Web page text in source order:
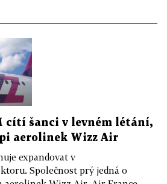
cítí šanci v levném létání,
aerolinek Wizz Air
expandovat v
Společnost prý jedná o